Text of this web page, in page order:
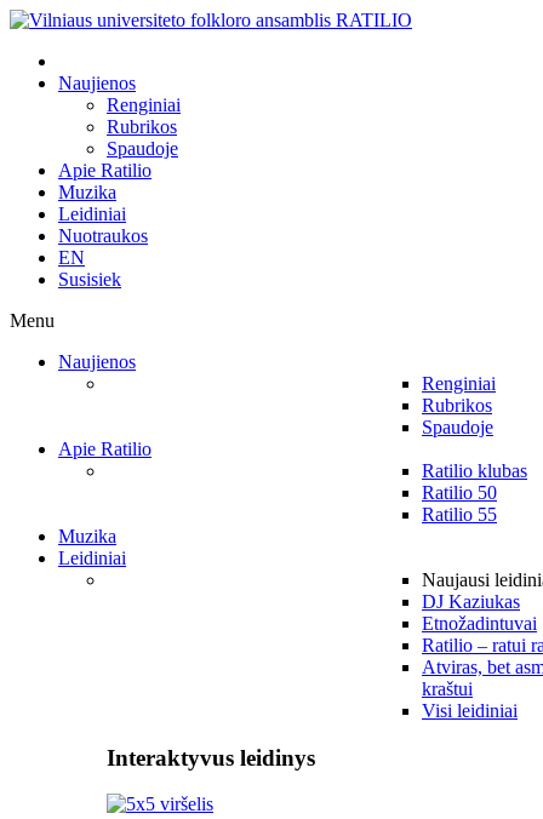
Naujienos
Renginiai
Rubrikos
Spaudoje
Apie Ratilio
Muzika
Leidiniai
Nuotraukos
EN
Susisiek
Menu
Naujienos
Renginiai
Rubrikos
Spaudoje
Apie Ratilio
Ratilio klubas
Ratilio 50
Ratilio 55
Muzika
Leidiniai
Naujausi
DJ Kaziukas
Etnožadintuvai
Ratilio – ratui
Atviras, bet
kraštui
Visi leidiniai
Interaktyvus leidinys